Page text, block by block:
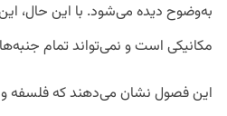
به‌وضوح دیده می‌شود. با این حال،
مکانیکی است و نمی‌تواند تمام
این فصول نشان می‌دهند که فلسفه و